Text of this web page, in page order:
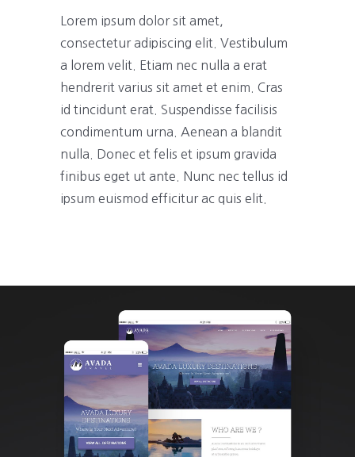
Lorem ipsum dolor sit amet,
consectetur adipiscing elit. Vestibulum
a lorem velit. Etiam nec nulla a erat
hendrerit varius sit amet et enim. Cras
id tincidunt erat. Suspendisse facilisis
condimentum urna. Aenean a blandit
nulla. Donec et felis et ipsum gravida
finibus eget ut ante. Nunc nec tellus id
ipsum euismod efficitur ac quis elit.